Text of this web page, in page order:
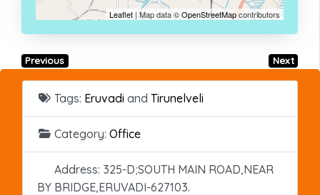
Leaflet | Map data ©OpenStreetMapcontributors
Previous Next
Tags: Eruvadi and Tirunelveli
Category: Office
Address: 325-D;SOUTH MAIN ROAD,NEAR
BY BRIDGE,ERUVADI-627103.